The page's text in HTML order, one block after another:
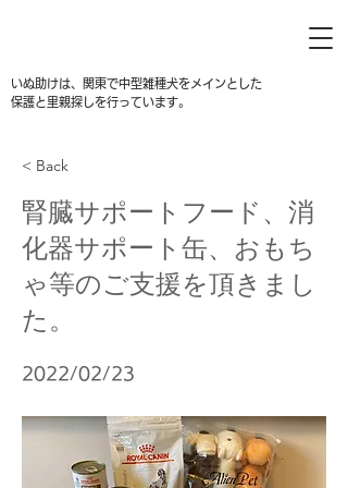
いぬ助けは、関東で中型雑種犬をメインとした
保護と里親探しを行っています。
< Back
腎臓サポートフード、消
化器サポート缶、おもち
ゃ等のご支援を頂きまし
た。
2022/02/23